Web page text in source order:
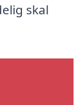
skal